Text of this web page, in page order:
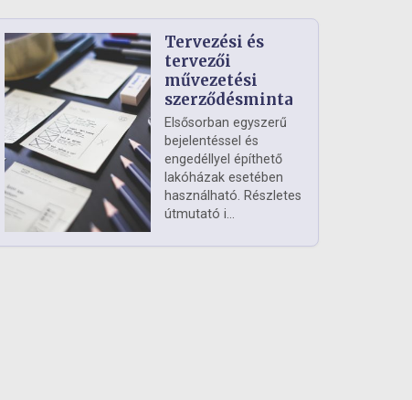
Tervezési és
tervezői
művezetési
szerződésminta
Elsősorban egyszerű
bejelentéssel és
engedéllyel építhető
lakóházak esetében
használható. Részletes
útmutató i...